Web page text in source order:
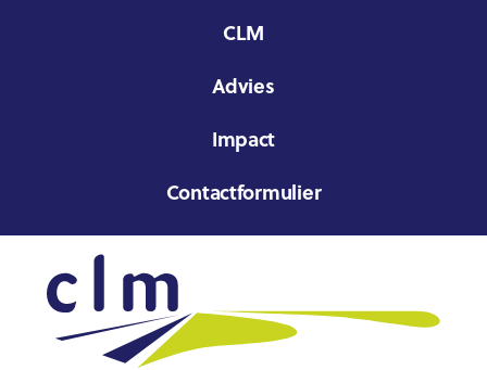
CLM
Advies
Impact
Contactformulier